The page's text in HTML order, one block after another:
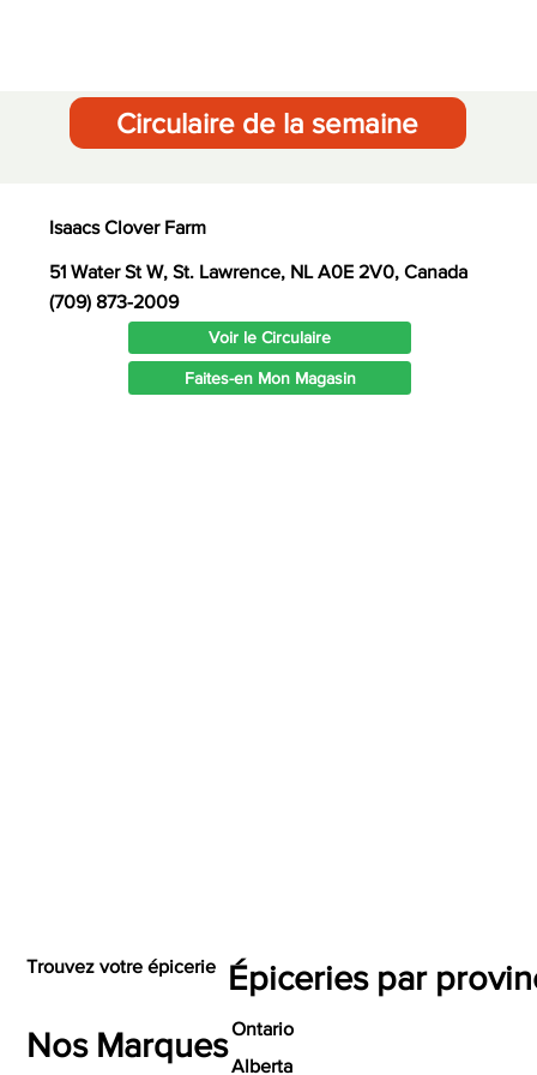
Isaacs Clover Farm
51 Water St W, St. Lawrence, NL A0E 2V0, Canada
(709) 873-2009
Voir le Circulaire
Faites-en Mon Magasin
Circulaire de la semaine
Épiceries par
Ontario
Alberta
Trouvez votre épicerie
Nos Marques